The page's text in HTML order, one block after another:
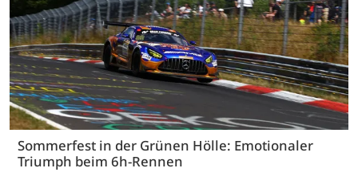
Sommerfest in der Grünen Hölle: Emotionaler
Triumph beim 6h-Rennen